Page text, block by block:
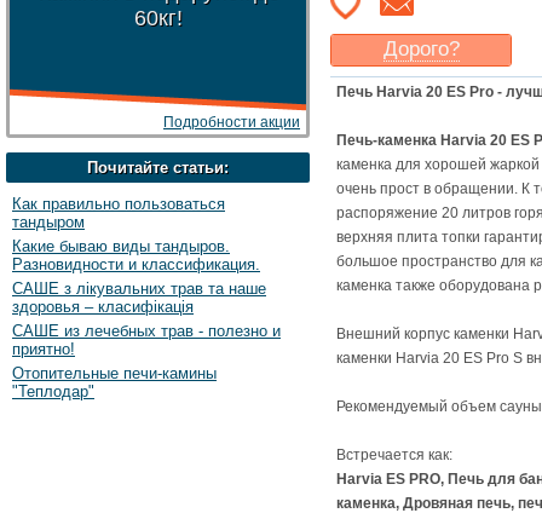
60кг!
Подробности акции
Почитайте статьи:
Как правильно пользоваться
тандыром
Какие бываю виды тандыров.
Разновидности и классификация.
САШЕ з лікувальних трав та наше
здоровья – класифікація
САШЕ из лечебных трав - полезно и
приятно!
Отопительные печи-камины
"Теплодар"
Дорого?
Какая ценамогла бы
Васустроить ?
Указать цену
Печь Harvia 20 ES Pro -
Печь-каменка Harvia 20 ES
каменка для хорошей
очень прост в обращении. К
распоряжение 20 литров
верхняя плита топки
большое пространство для
каменка также оборудована
Внешний корпус каменки
каменки Harvia 20 ES Pro S
Рекомендуемый объем
Встречается как:
Harvia ES PRO, Печь для
каменка, Дровяная печь,